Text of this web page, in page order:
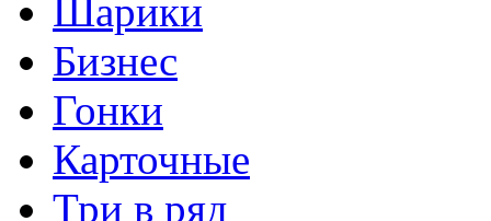
Шарики
Бизнес
Гонки
Карточные
Три в ряд